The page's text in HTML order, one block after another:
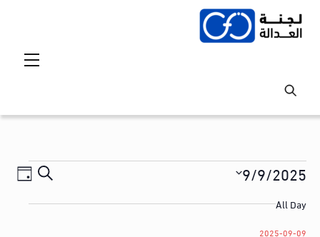
Skip
Events
for
2025-
Events
Search
S
ع
ر
9/9/2025
e
l
All Day
2025-09-09